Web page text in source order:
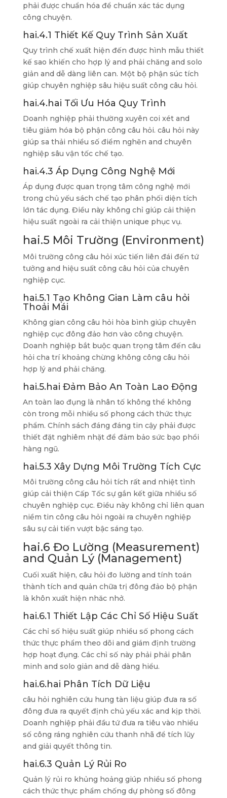
phải được chuẩn hóa để chuẩn xác tác dụng
công chuyện.
hai.4.1 Thiết Kế Quy Trình Sản Xuất
Quy trình chế xuất hiện đến được hình mẫu thiết
kế sao khiến cho hợp lý and phải chăng and solo
giản and dễ dàng liên can. Một bộ phận súc tích
giúp chuyên nghiệp sâu hiệu suất công câu hỏi.
hai.4.hai Tối Ưu Hóa Quy Trình
Doanh nghiệp phải thường xuyên coi xét and
tiêu giảm hóa bộ phận công câu hỏi. câu hỏi này
giúp sa thải nhiều số điểm nghẽn and chuyên
nghiệp sâu vận tốc chế tạo.
hai.4.3 Áp Dụng Công Nghệ Mới
Áp dụng được quan trọng tâm công nghệ mới
trong chủ yếu sách chế tạo phân phối diện tích
lớn tác dụng. Điều này không chỉ giúp cải thiện
hiệu suất ngoài ra cải thiện unique phục vụ.
hai.5 Môi Trường (Environment)
Môi trường công câu hỏi xúc tiến liên đái đến tứ
tưởng and hiệu suất công câu hỏi của chuyên
nghiệp cục.
hai.5.1 Tạo Không Gian Làm câu hỏi
Thoải Mái
Không gian công câu hỏi hòa bình giúp chuyên
nghiệp cục đông đảo hơn vào công chuyện.
Doanh nghiệp bắt buộc quan trọng tâm đến câu
hỏi cha trí khoảng chừng không công câu hỏi
hợp lý and phải chăng.
hai.5.hai Đảm Bảo An Toàn Lao Động
An toàn lao đụng là nhân tố không thể không
còn trong mỗi nhiều số phong cách thức thực
phẩm. Chính sách đáng đáng tin cậy phải được
thiết đặt nghiêm nhặt để đảm bảo sức bạo phổi
hàng ngũ.
hai.5.3 Xây Dựng Môi Trường Tích Cực
Môi trường công câu hỏi tích rất and nhiệt tình
giúp cải thiện Cấp Tốc sự gắn kết giữa nhiều số
chuyên nghiệp cục. Điều này không chỉ liên quan
niềm tin công câu hỏi ngoài ra chuyên nghiệp
sâu sự cải tiến vượt bậc sáng tạo.
hai.6 Đo Lường (Measurement)
and Quản Lý (Management)
Cuối xuất hiện, câu hỏi đo lường and tính toán
thành tích and quản chữa trị đông đảo bộ phận
là khôn xuất hiện nhăc nhở.
hai.6.1 Thiết Lập Các Chỉ Số Hiệu Suất
Các chỉ số hiệu suất giúp nhiều số phong cách
thức thực phẩm theo dõi and giám định trường
hợp hoạt đụng. Các chỉ số này phải phải phân
minh and solo giản and dễ dàng hiểu.
hai.6.hai Phân Tích Dữ Liệu
câu hỏi nghiên cứu hung tàn liệu giúp đưa ra số
đông đưa ra quyết định chủ yếu xác and kịp thời.
Doanh nghiệp phải đầu tứ đưa ra tiêu vào nhiều
số công ráng nghiên cứu thanh nhã để tích lũy
and giải quyết thông tin.
hai.6.3 Quản Lý Rủi Ro
Quản lý rủi ro khủng hoảng giúp nhiều số phong
cách thức thực phẩm chống dự phòng số đông